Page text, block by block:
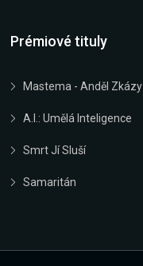
Prémiové tituly
Mastema - Anděl Zkázy
A.I.: Umělá Inteligence
Smrt Jí Sluší
Samaritán